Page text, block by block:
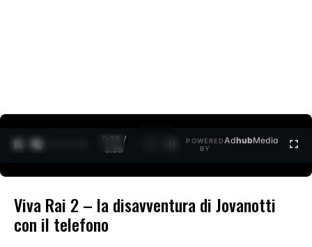
0:29 /
3:35
POWERED
BY
AdhubMedia
Viva Rai 2 – la disavventura di Jovanotti
con il telefono